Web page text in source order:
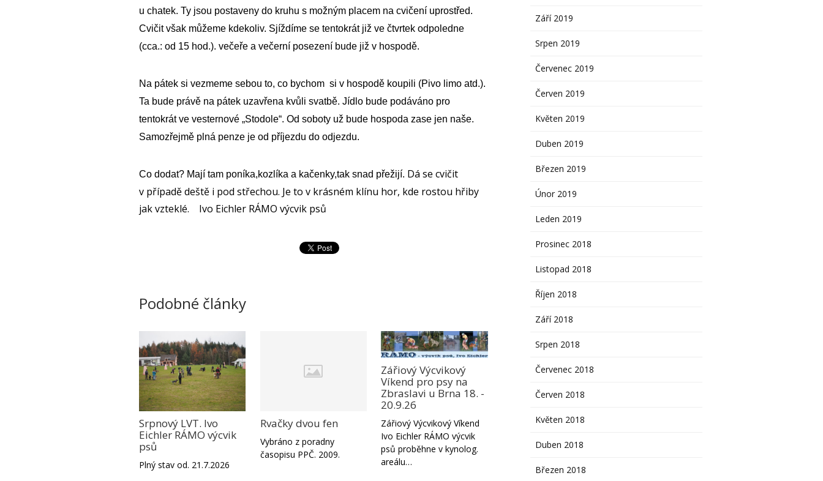
u chatek. Ty jsou postaveny do kruhu s možným placem na cvičení uprostřed.
Cvičit však můžeme kdekoliv. Sjíždíme se tentokrát již ve čtvrtek odpoledne
(cca.: od 15 hod.). večeře a večerní posezení bude již v hospodě.
Na pátek si vezmeme sebou to, co bychom si v hospodě koupili (Pivo limo atd.).
Ta bude právě na pátek uzavřena kvůli svatbě. Jídlo bude podáváno pro
tentokrátve vesternové „Stodole“. Od soboty už bude hospoda zase jen naše.
Samozřejmě plná penze je od příjezdu do odjezdu.
Co dodat? Mají tam poníka,kozlíka a kačenky,tak snad přežijí. Dá se cvičit
v případě deště i pod střechou. Je to v krásném klínu hor, kde rostou hřiby
jak vzteklé. Ivo Eichler RÁMO výcvik psů
Podobné články
Srpnový LVT. Ivo
Eichler RÁMO výcvik
psů
Plný stav od. 21.7.2026
Rvačky dvou fen
Vybráno z poradny
časopisu PPČ. 2009.
Zářiový Výcvikový
Víkend pro psy na
Zbraslavi u Brna 18. -
20.9.26
Zářiový Výcvikový Víkend
Ivo Eichler RÁMO výcvik
psů proběhne v kynolog.
areálu…
Září 2019
Srpen 2019
Červenec 2019
Červen 2019
Květen 2019
Duben 2019
Březen 2019
Únor 2019
Leden 2019
Prosinec 2018
Listopad 2018
Říjen 2018
Září 2018
Srpen 2018
Červenec 2018
Červen 2018
Květen 2018
Duben 2018
Březen 2018